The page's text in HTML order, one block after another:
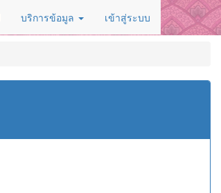
บริการข้อมูล เข้าสู่ระบบ